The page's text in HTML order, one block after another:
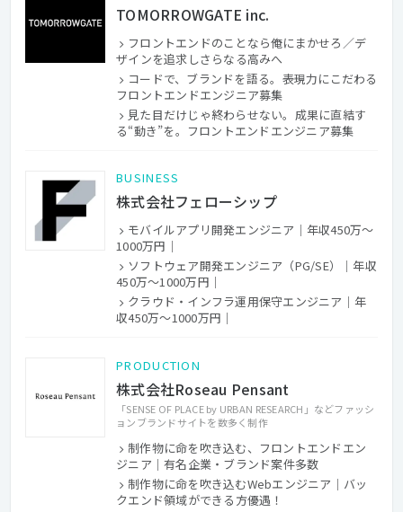
TOMORROWGATE inc.
フロントエンドのことなら俺にまかせろ／デ
ザインを追求しさらなる高みへ
コードで、ブランドを語る。――表現力にこだわる
フロントエンドエンジニア募集
見た目だけじゃ終わらせない。成果に直結す
る“動き”を。フロントエンドエンジニア募集
BUSINESS
株式会社フェローシップ
モバイルアプリ開発エンジニア｜年収450万〜
1000万円｜
ソフトウェア開発エンジニア（PG/SE）｜年収
450万〜1000万円｜
クラウド・インフラ運用保守エンジニア｜年
収450万〜1000万円｜
PRODUCTION
株式会社Roseau Pensant
「SENSE OF PLACE by URBAN RESEARCH」などファッシ
ョンブランドサイトを数多く制作
制作物に命を吹き込む、フロントエンドエン
ジニア｜有名企業・ブランド案件多数
制作物に命を吹き込むWebエンジニア｜バッ
クエンド領域ができる方優遇！